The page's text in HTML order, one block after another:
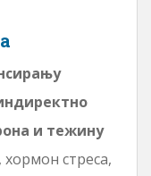
и тежину
хормон стреса,